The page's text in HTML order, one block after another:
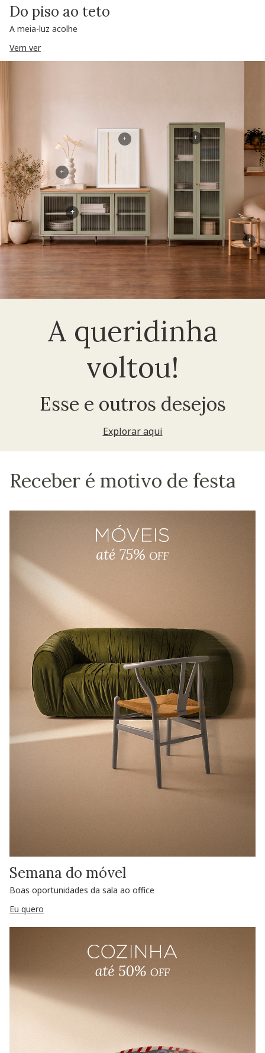
Do piso ao teto
A meia-luz acolhe
Vem ver
A queridinha
voltou!
Esse e outros desejos
Explorar aqui
+
+
+
+
+
Receber é motivo de festa
Semana do móvel
Boas oportunidades da sala ao office
Eu quero